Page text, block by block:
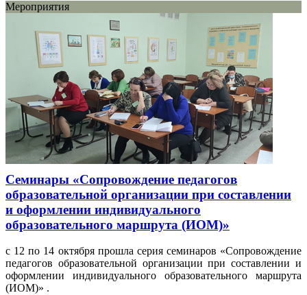
Мероприятия
Семинары «Сопровождение педагогов
образовательной организации при составлении
и оформлении индивидуального
образовательного маршрута (ИОМ)»
с 12 по 14 октября прошла серия семинаров «Сопровождение
педагогов образовательной организации при составлении и
оформлении индивидуального образовательного маршрута
(ИОМ)» .